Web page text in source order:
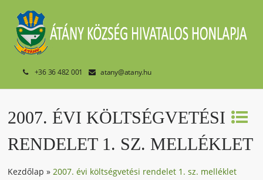
+36 36 482 001 atany@atany.hu
2007. ÉVI KÖLTSÉGVETÉSI
RENDELET 1. SZ. MELLÉKLET
Kezdőlap »2007. évi költségvetési rendelet 1. sz. melléklet